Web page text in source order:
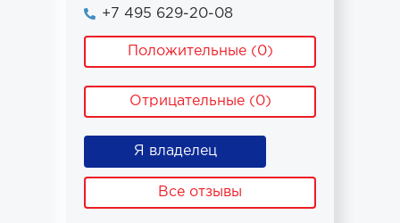
+7 495 629-20-08
Положительные (0)
Отрицательные (0)
Я владелец
Все отзывы